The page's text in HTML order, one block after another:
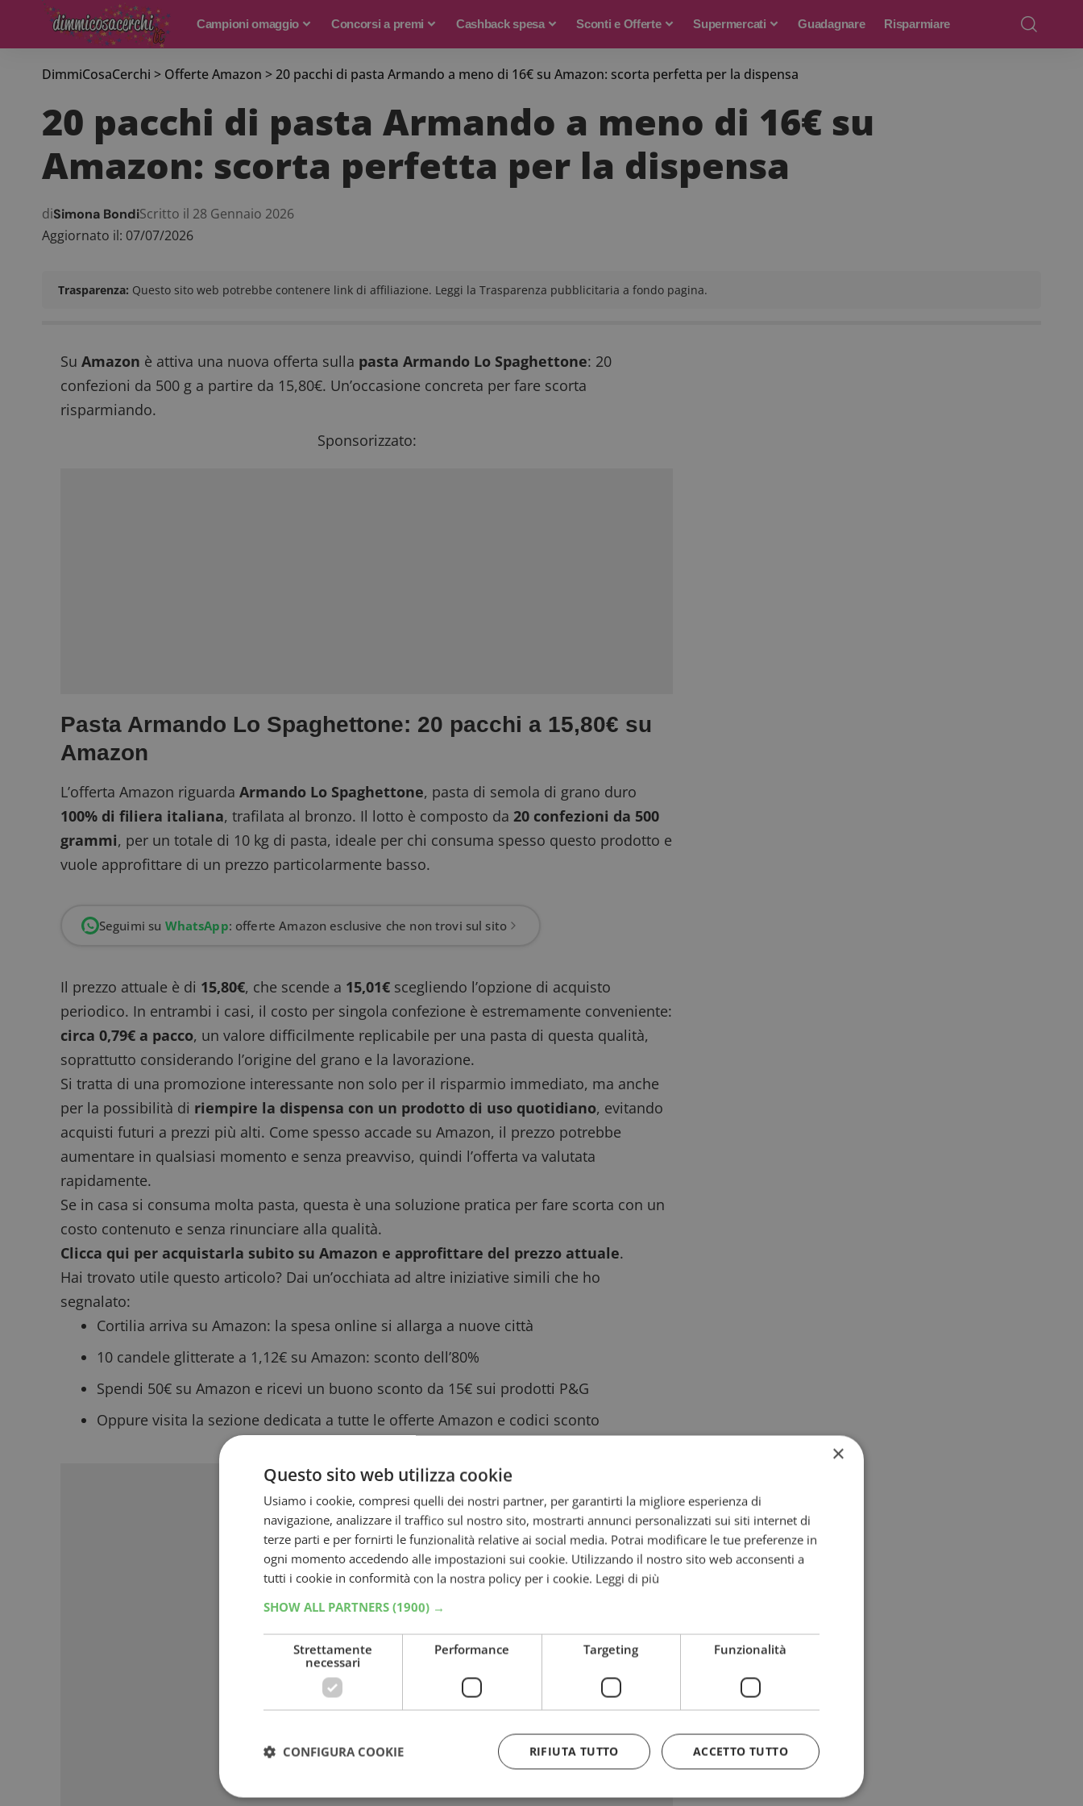
Campioni omaggio Concorsi a premi Cashback spesa Sconti e Offerte Supermercati Guadagnare Risparmiare
DimmiCosaCerchi > Offerte Amazon >20 pacchi di pasta Armando a meno di 16€ su Amazon: scorta perfetta per la dispensa
20 pacchi di pasta Armando a meno di 16€ su
Amazon: scorta perfetta per la dispensa
Aggiornato il: 07/07/2026
diSimona BondiScritto il 28 Gennaio 2026
Trasparenza: Questo sito web potrebbe contenere link di affiliazione. Leggi la Trasparenza pubblicitaria a fondo pagina.
SuAmazon è attiva una nuova offerta sulla pasta Armando Lo Spaghettone: 20
confezioni da 500 g a partire da 15,80€. Un’occasione concreta per fare scorta
risparmiando.
Sponsorizzato:
Pasta Armando Lo Spaghettone: 20 pacchi a 15,80€ su
Amazon
L’offerta Amazon riguardaArmando Lo Spaghettone, pasta di semola di grano duro
100% di filiera italiana, trafilata al bronzo. Il lotto è composto da20 confezioni da 500
grammi, per un totale di 10 kg di pasta, ideale per chi consuma spesso questo prodotto e
vuole approfittare di un prezzo particolarmente basso.
Seguimi su WhatsApp: offerte Amazon esclusive che non trovi sul sito
Il prezzo attuale è di 15,80€, che scende a 15,01€ scegliendo l’opzione di acquisto
periodico. In entrambi i casi, il costo per singola confezione è estremamente conveniente:
circa 0,79€ a pacco, un valore difficilmente replicabile per una pasta di questa qualità,
soprattutto considerando l’origine del grano e la lavorazione.
Si tratta di una promozione interessante non solo per il risparmio immediato, ma anche
per la possibilità di riempire la dispensa con un prodotto di uso quotidiano, evitando
acquisti futuri a prezzi più alti. Come spesso accade su Amazon, il prezzo potrebbe
aumentare in qualsiasi momento e senza preavviso, quindi l’offerta va valutata
rapidamente.
Se in casa si consuma molta pasta, questa è una soluzione pratica per fare scorta con un
costo contenuto e senza rinunciare alla qualità.
Clicca qui per acquistarla subito su Amazon e approfittare del prezzo attuale.
Hai trovato utile questo articolo? Dai un’occhiata ad altre iniziative simili che ho
segnalato:
Cortilia arriva su Amazon: la spesa online si allarga a nuove città
10 candele glitterate a 1,12€ su Amazon: sconto dell’80%
Spendi 50€ su Amazon e ricevi un buono sconto da 15€ sui prodotti P&G
Oppure visita la sezione dedicata a tutte le offerte Amazon e codici sconto
×
Questo sito web utilizza cookie
Usiamo i cookie, compresi quelli dei nostri partner, per garantirti la migliore esperienza di
navigazione, analizzare il traffico sul nostro sito, mostrarti annunci personalizzati sui siti internet di
terze parti e per fornirti le funzionalità relative ai social media. Potrai modificare le tue preferenze in
ogni momento accedendo alle impostazioni sui cookie. Utilizzando il nostro sito web acconsenti a
tutti i cookie in conformità con la nostra policy per i cookie. Leggi di più
SHOW ALL PARTNERS (1900) →
Strettamente
necessari
Performance Targeting Funzionalità
ACCETTO TUTTO
RIFIUTA TUTTO
CONFIGURA COOKIE